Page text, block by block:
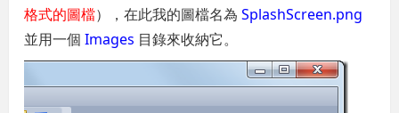
格式的圖檔），在此我的圖檔名為SplashScreen.png
並用一個Images 目錄來收納它。